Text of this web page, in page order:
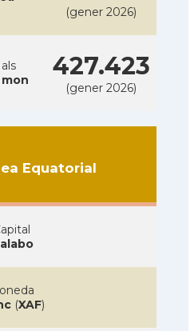
(gener 2026)
mon 427.423
(gener 2026)
Equatorial
(XAF)